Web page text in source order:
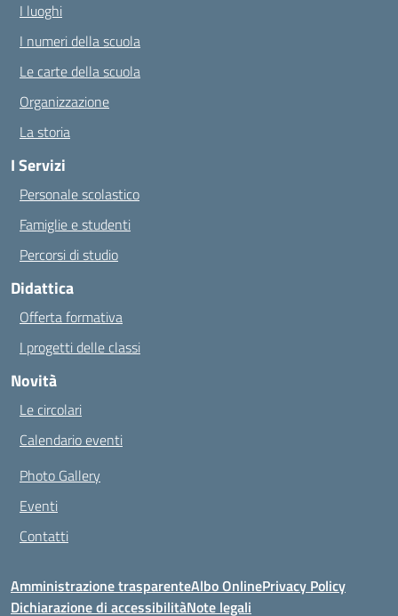
I luoghi
I numeri della scuola
Le carte della scuola
Organizzazione
La storia
I Servizi
Personale scolastico
Famiglie e studenti
Percorsi di studio
Didattica
Offerta formativa
I progetti delle classi
Novità
Le circolari
Calendario eventi
Photo Gallery
Eventi
Contatti
Amministrazione trasparenteAlbo OnlinePrivacy Policy
Dichiarazione di accessibilitàNote legali